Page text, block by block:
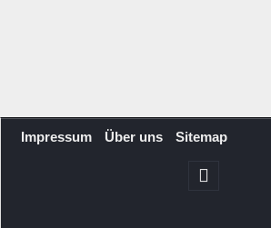
Impressum Über uns Sitemap